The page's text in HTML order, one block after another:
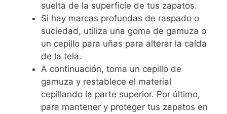
suelta de la superficie de tus zapatos.
Si hay marcas profundas de raspado o
suciedad, utiliza una goma de gamuza o
un cepillo para uñas para alterar la caída
de la tela.
A continuación, toma un cepillo de
gamuza y restablece el material
cepillando la parte superior. Por último,
para mantener y proteger tus zapatos en